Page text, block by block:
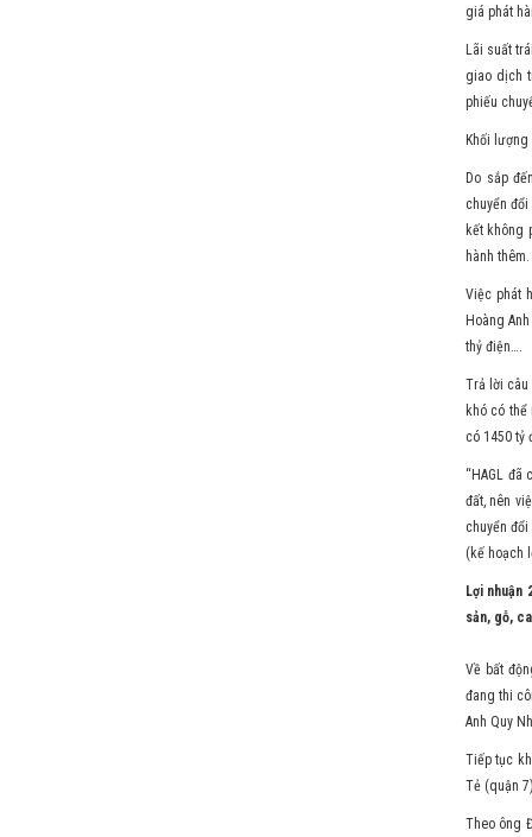
giá phát
Lãi suất
giao dịch
phiếu
Khối
Do sắp
chuyển
kết không
hành thêm.
Việc phát
Hoàng
thỷ điện….
Trả lời câu
khó có
có 1450 tỷ
“HAGL đã
đất, nên
chuyển
(kế hoạch
Lợi nhuận
sản, gỗ,
Về bất
đang thi
Anh Quy
Tiếp tục
Tẻ (quận
Theo ông